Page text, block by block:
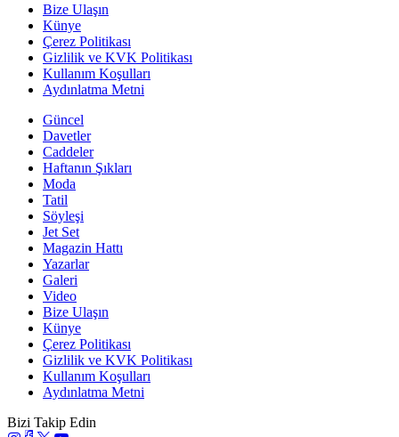
Bize Ulaşın
Künye
Çerez Politikası
Gizlilik ve KVK Politikası
Kullanım Koşulları
Aydınlatma Metni
Güncel
Davetler
Caddeler
Haftanın Şıkları
Moda
Tatil
Söyleşi
Jet Set
Magazin Hattı
Yazarlar
Galeri
Video
Bize Ulaşın
Künye
Çerez Politikası
Gizlilik ve KVK Politikası
Kullanım Koşulları
Aydınlatma Metni
Bizi Takip Edin